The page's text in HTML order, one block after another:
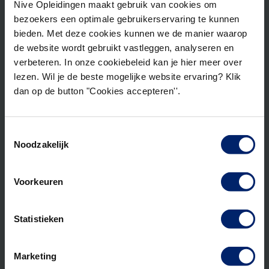
Nive Opleidingen maakt gebruik van cookies om
bezoekers een optimale gebruikerservaring te kunnen
bieden. Met deze cookies kunnen we de manier waarop
de website wordt gebruikt vastleggen, analyseren en
verbeteren. In onze cookiebeleid kan je hier meer over
lezen. Wil je de beste mogelijke website ervaring? Klik
dan op de button "Cookies accepteren''.
Noodzakelijk
Voorkeuren
Statistieken
Marketing
Tussenvoegsel
Achternaam
Telefoon
Ja, houd me op de hoogte van relevante